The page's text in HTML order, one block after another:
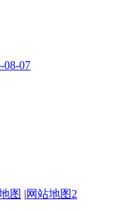
08-07
图 |网站地图2